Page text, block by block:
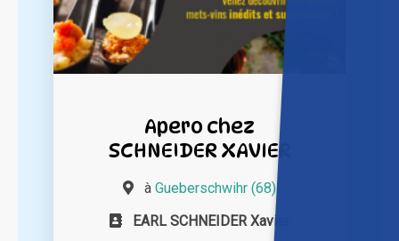
Apero chez
SCHNEIDER XAVIER
à Gueberschwihr (68)
EARL SCHNEIDER Xavier